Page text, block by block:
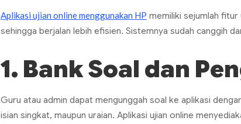
Aplikasi ujian online menggunakan HP memiliki sejumlah
sehingga berjalan lebih efisien. Sistemnya sudah canggih
1. Bank Soal dan
Guru atau admin dapat mengunggah soal ke aplikasi
isian singkat, maupun uraian. Aplikasi ujian online